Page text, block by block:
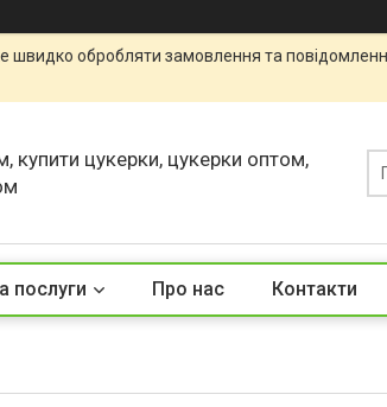
швидко обробляти замовлення та
купити цукерки, цукерки оптом,
послуги Про нас Контакти